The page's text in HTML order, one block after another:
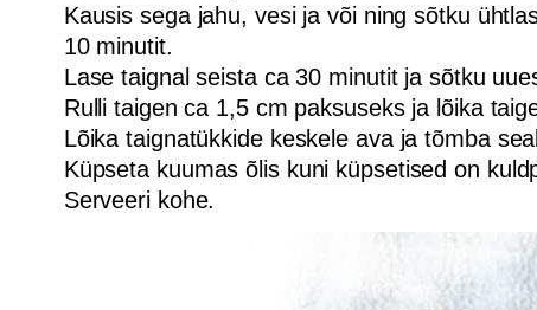
Kausis sega jahu, vesi ja või ning sõtku
10 minutit.
Lase taignal seista ca 30 minutit ja sõtku
Rulli taigen ca 1,5 cm paksuseks ja lõika
Lõika taignatükkide keskele ava ja tõmba
Küpseta kuumas õlis kuni küpsetised on
Serveeri kohe.